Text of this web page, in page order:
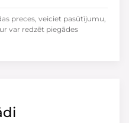
preces, veiciet pasūtījumu,
var redzēt piegādes